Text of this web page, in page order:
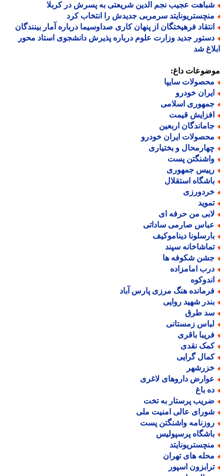
عجیب نجم الدین شریعتی به پسرش در کربلا
سرمربی جدیدش را انتخاب کرد
فرهیختگان از پنهان کاری صداوسیما درباره آمار بینندگان
جدید وزارت علوم درباره پذیرش دانشجوی استاد محور
شد
داغ:
سایپا
خودرو
اسلامی
قیمت
اربعین
ایران خودرو
و بختیاری
پست
جمهوری
استقلال
من حرفه ای
صارمی ساداتی
دیناموکیف
سپند
شکوفه ها
امامزاده
هنگ مرزی پارس آباد
شهید روایی
طرق
زمستانی
باقری
نقدی
گرایی
داروهای لاغری
باغ
پرستار به تخت
عالی امنیت ملی
واشنگتن پست
پرسپولیس
های تهران
اسپور